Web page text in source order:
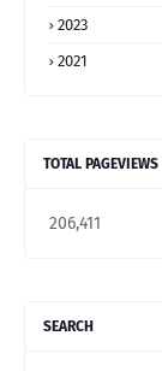
2023
2021
TOTAL PAGEVIEWS
206,411
SEARCH